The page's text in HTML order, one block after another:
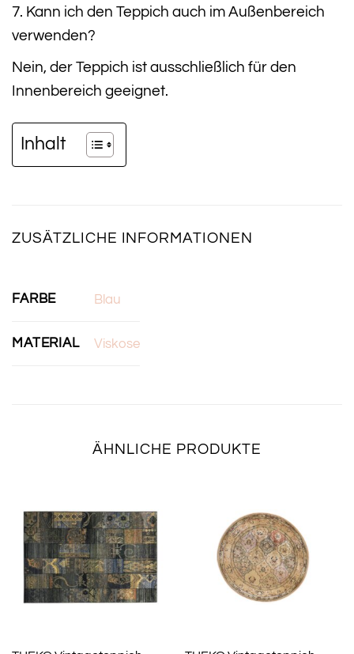
7. Kann ich den Teppich auch im Außenbereich
verwenden?
Nein, der Teppich ist ausschließlich für den
Innenbereich geeignet.
Inhalt
ZUSÄTZLICHE INFORMATIONEN
FARBE Blau
MATERIAL Viskose
ÄHNLICHE PRODUKTE